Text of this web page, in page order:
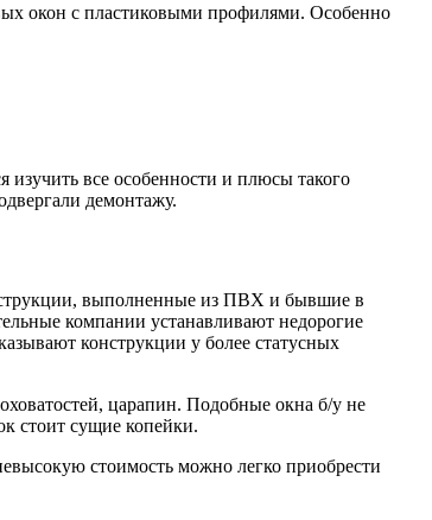
окон с пластиковыми профилями. Особенно
все особенности и плюсы такого
демонтажу.
выполненные из ПВХ и бывшие в
компании устанавливают недорогие
конструкции у более статусных
царапин. Подобные окна б/у не
стоит сущие копейки.
стоимость можно легко приобрести